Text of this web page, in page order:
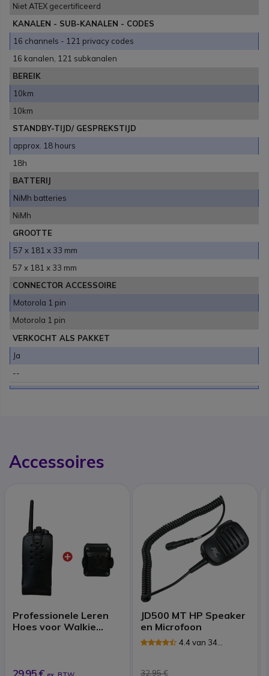
Niet ATEX gecertificeerd
KANALEN - SUB-KANALEN - CODES
16 channels - 121 privacy codes
16 kanalen, 121 subkanalen
BEREIK
10km
10km
STANDBY-TIJD/ GESPREKSTIJD
approx. 18 hours
18h
BATTERIJ
NiMh batteries
NiMh
GROOTTE
57 x 181 x 33 mm
57 x 181 x 33 mm
CONNECTOR ACCESSOIRE
Motorola 1 pin
Motorola 1 pin
VERKOCHT ALS PAKKET
Ja
--
Accessoires
Professionele Leren
Hoes voor Walkie
29,95 €
JD500 MT HP Speaker
en Microfoon
4.4 van 34
32,95 €